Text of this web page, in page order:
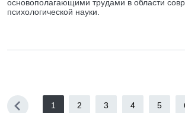
основополагающими трудами в области
психологической науки.
1 2 3 4 5